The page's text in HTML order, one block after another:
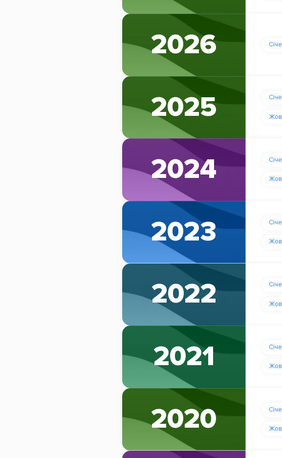
2026
2025
2024
2023
2022
2021
2020